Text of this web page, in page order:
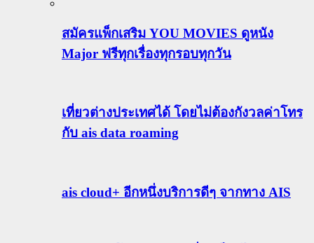
สมัครแพ็กเสริม YOU MOVIES ดูหนัง
Major ฟรีทุกเรื่องทุกรอบทุกวัน
เที่ยวต่างประเทศได้ โดยไม่ต้องกังวลค่าโทร
กับ ais data roaming
ais cloud+ อีกหนึ่งบริการดีๆ จากทาง AIS